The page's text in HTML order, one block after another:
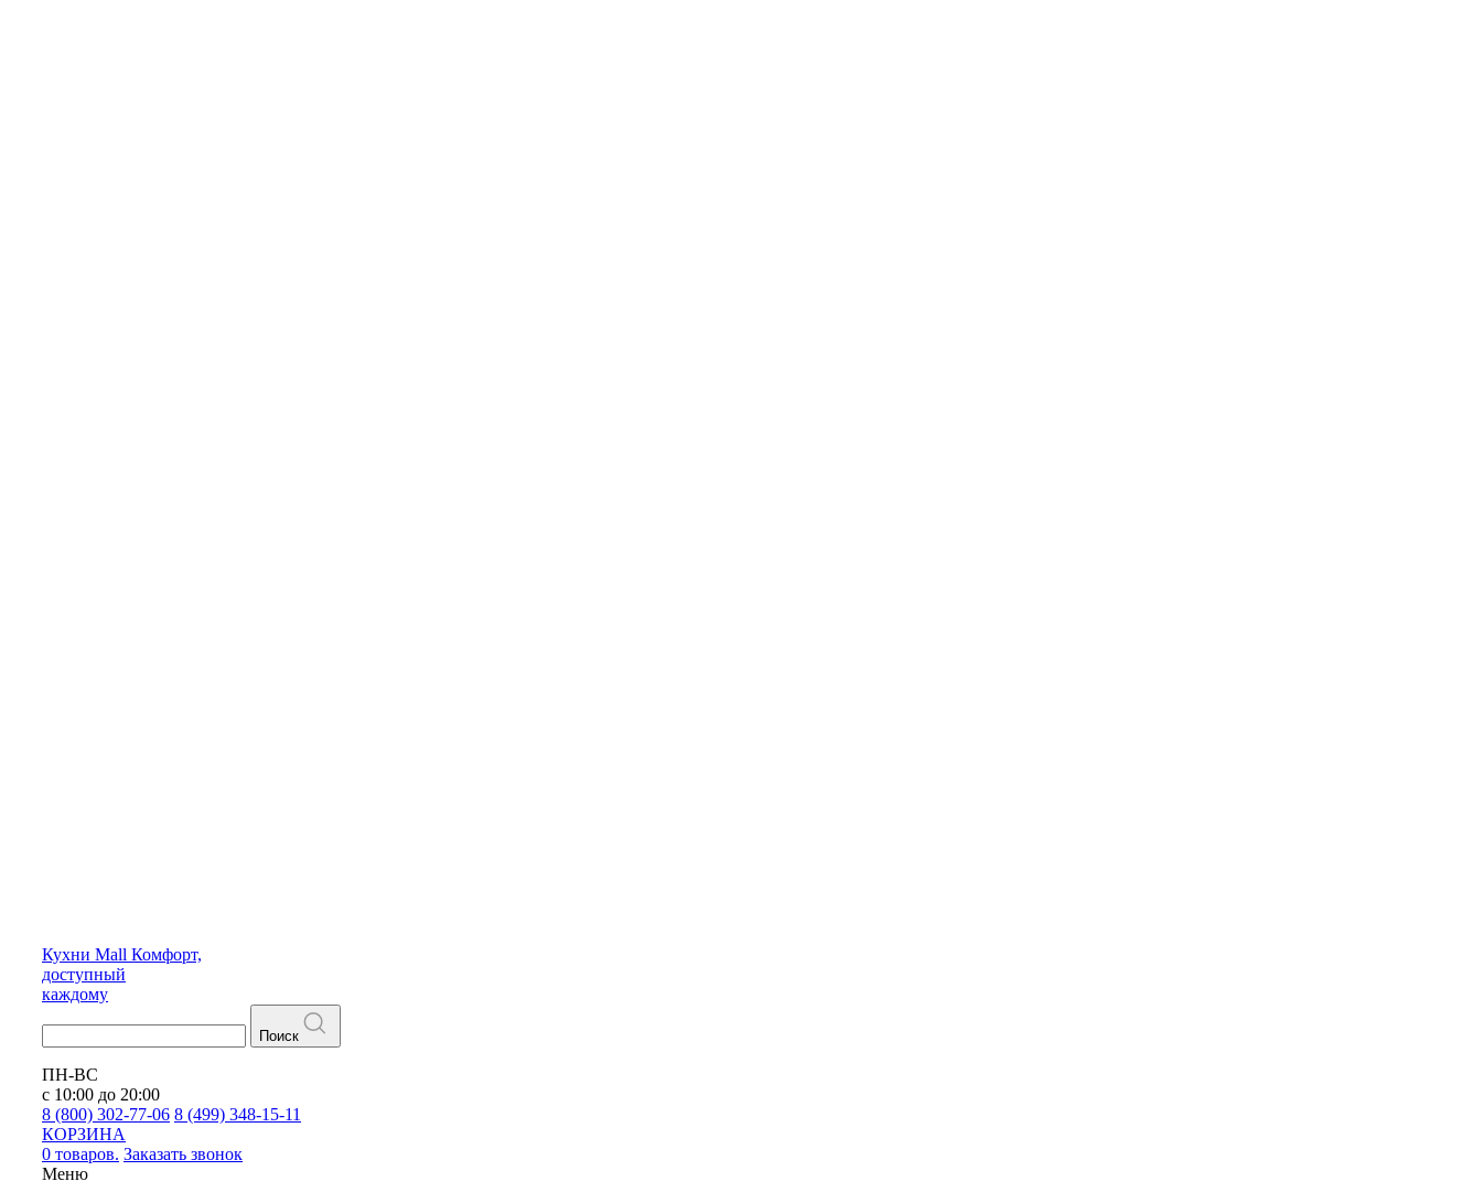
Кухни Mall Комфорт,
доступный
каждому
Поиск
ПН-ВС
с 10:00 до 20:00
8 (800) 302-77-06 8 (499) 348-15-11
КОРЗИНА
0 товаров. Заказать звонок
Меню